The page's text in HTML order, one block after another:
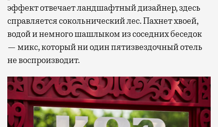
эффект отвечает ландшафтный дизайнер, здесь
справляется сокольнический лес. Пахнет хвоей,
водой и немного шашлыком из соседних беседок
— микс, который ни один пятизвездочный отель
не воспроизводит.